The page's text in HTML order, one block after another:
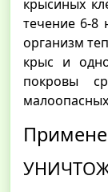
крысиных
течение 6-8
организм
крыс и
покровы